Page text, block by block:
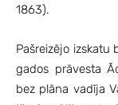
1863).
Pašreizējo izskatu
gados prāvesta
bez plāna vadīja